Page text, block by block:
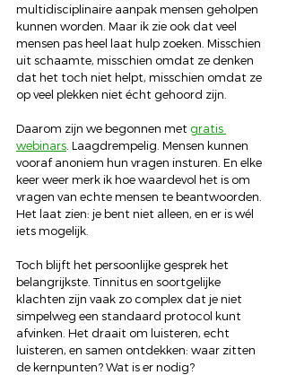
multidisciplinaire aanpak mensen geholpen
kunnen worden. Maar ik zie ook dat veel
mensen pas heel laat hulp zoeken. Misschien
uit schaamte, misschien omdat ze denken
dat het toch niet helpt, misschien omdat ze
op veel plekken niet écht gehoord zijn.
Daarom zijn we begonnen met gratis
webinars . Laagdrempelig. Mensen kunnen
vooraf anoniem hun vragen insturen. En elke
keer weer merk ik hoe waardevol het is om
vragen van echte mensen te beantwoorden.
Het laat zien: je bent niet alleen, en er is wél
iets mogelijk.
Toch blijft het persoonlijke gesprek het
belangrijkste. Tinnitus en soortgelijke
klachten zijn vaak zo complex dat je niet
simpelweg een standaard protocol kunt
afvinken. Het draait om luisteren, echt
luisteren, en samen ontdekken: waar zitten
de kernpunten? Wat is er nodig?